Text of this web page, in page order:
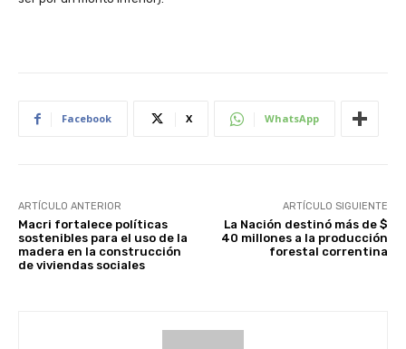
Facebook X WhatsApp
ARTÍCULO ANTERIOR
Macri fortalece políticas
sostenibles para el uso de la
madera en la construcción
de viviendas sociales
ARTÍCULO SIGUIENTE
La Nación destinó más de $
40 millones a la producción
forestal correntina